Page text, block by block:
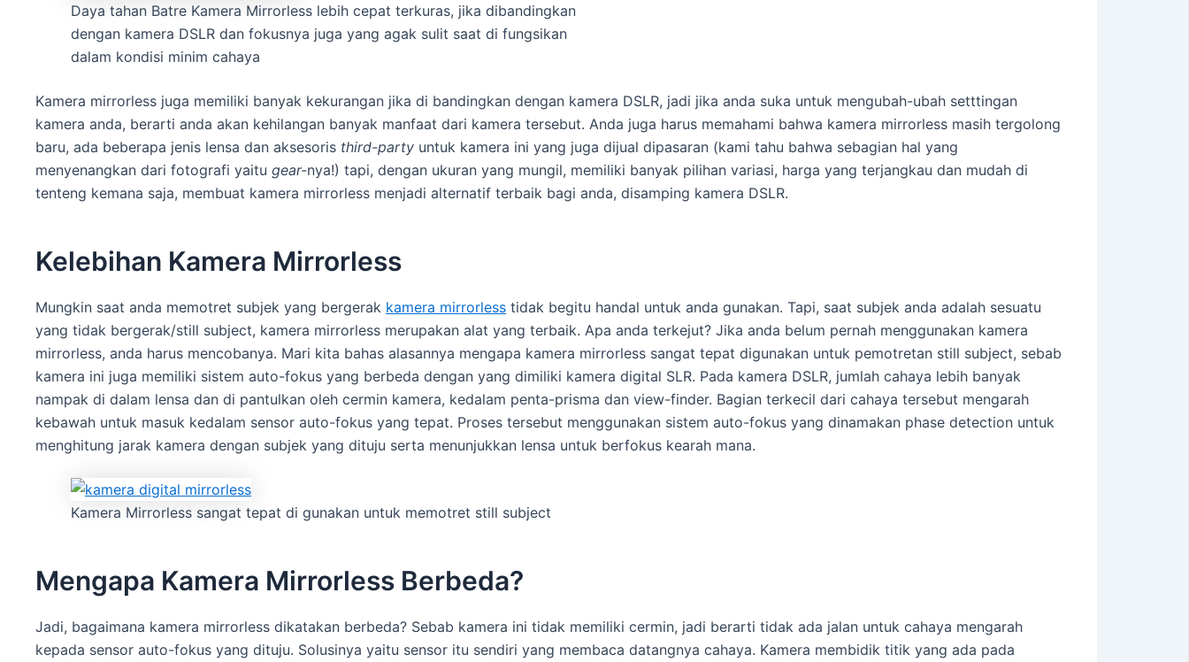
Daya tahan Batre Kamera Mirrorless lebih cepat terkuras, jika dibandingkan
dengan kamera DSLR dan fokusnya juga yang agak sulit saat di fungsikan
dalam kondisi minim cahaya
Kamera mirrorless juga memiliki banyak kekurangan jika di bandingkan dengan kamera DSLR, jadi jika anda suka untuk mengubah-ubah setttingan
kamera anda, berarti anda akan kehilangan banyak manfaat dari kamera tersebut. Anda juga harus memahami bahwa kamera mirrorless masih tergolong
baru, ada beberapa jenis lensa dan aksesoris third-party untuk kamera ini yang juga dijual dipasaran (kami tahu bahwa sebagian hal yang
menyenangkan dari fotografi yaitu gear-nya!) tapi, dengan ukuran yang mungil, memiliki banyak pilihan variasi, harga yang terjangkau dan mudah di
tenteng kemana saja, membuat kamera mirrorless menjadi alternatif terbaik bagi anda, disamping kamera DSLR.
Kelebihan Kamera Mirrorless
Mungkin saat anda memotret subjek yang bergerak kamera mirrorless tidak begitu handal untuk anda gunakan. Tapi, saat subjek anda adalah sesuatu
yang tidak bergerak/still subject, kamera mirrorless merupakan alat yang terbaik. Apa anda terkejut? Jika anda belum pernah menggunakan kamera
mirrorless, anda harus mencobanya. Mari kita bahas alasannya mengapa kamera mirrorless sangat tepat digunakan untuk pemotretan still subject, sebab
kamera ini juga memiliki sistem auto-fokus yang berbeda dengan yang dimiliki kamera digital SLR. Pada kamera DSLR, jumlah cahaya lebih banyak
nampak di dalam lensa dan di pantulkan oleh cermin kamera, kedalam penta-prisma dan view-finder. Bagian terkecil dari cahaya tersebut mengarah
kebawah untuk masuk kedalam sensor auto-fokus yang tepat. Proses tersebut menggunakan sistem auto-fokus yang dinamakan phase detection untuk
menghitung jarak kamera dengan subjek yang dituju serta menunjukkan lensa untuk berfokus kearah mana.
Kamera Mirrorless sangat tepat di gunakan untuk memotret still subject
Mengapa Kamera Mirrorless Berbeda?
Jadi, bagaimana kamera mirrorless dikatakan berbeda? Sebab kamera ini tidak memiliki cermin, jadi berarti tidak ada jalan untuk cahaya mengarah
kepada sensor auto-fokus yang dituju. Solusinya yaitu sensor itu sendiri yang membaca datangnya cahaya. Kamera membidik titik yang ada pada